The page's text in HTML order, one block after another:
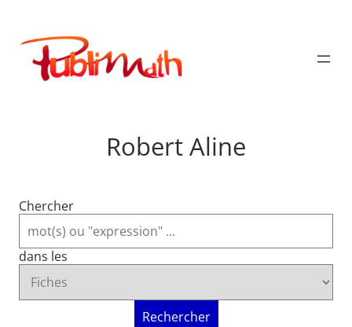
contenu
Publimath
Robert Aline
Chercher
dans les
Rechercher